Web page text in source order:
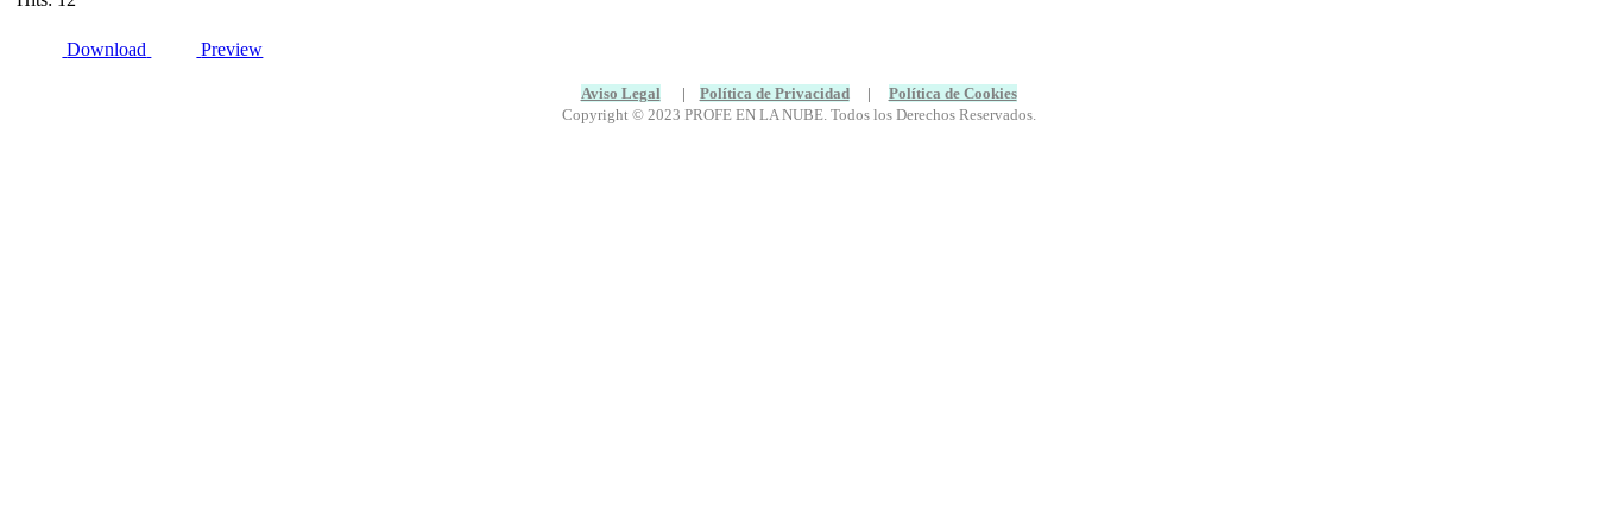
Download Preview
Aviso Legal | Política de Privacidad | Política de Cookies
Copyright © 2023 PROFE EN LA NUBE. Todos los Derechos Reservados.